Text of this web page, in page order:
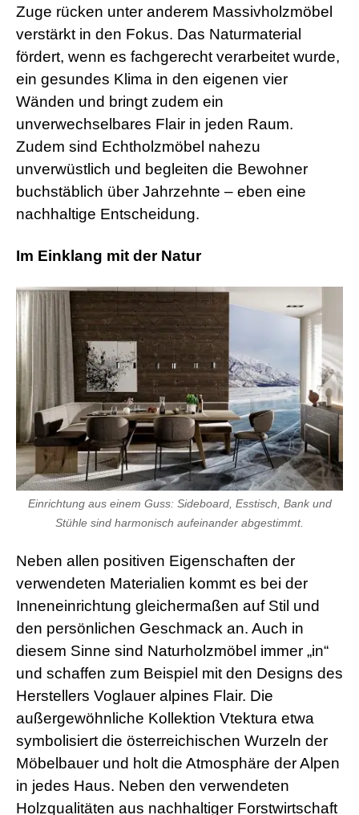
Zuge rücken unter anderem Massivholzmöbel
verstärkt in den Fokus. Das Naturmaterial
fördert, wenn es fachgerecht verarbeitet wurde,
ein gesundes Klima in den eigenen vier
Wänden und bringt zudem ein
unverwechselbares Flair in jeden Raum.
Zudem sind Echtholzmöbel nahezu
unverwüstlich und begleiten die Bewohner
buchstäblich über Jahrzehnte – eben eine
nachhaltige Entscheidung.
Im Einklang mit der Natur
Einrichtung aus einem Guss: Sideboard, Esstisch, Bank und
Stühle sind harmonisch aufeinander abgestimmt.
Neben allen positiven Eigenschaften der
verwendeten Materialien kommt es bei der
Inneneinrichtung gleichermaßen auf Stil und
den persönlichen Geschmack an. Auch in
diesem Sinne sind Naturholzmöbel immer „in“
und schaffen zum Beispiel mit den Designs des
Herstellers Voglauer alpines Flair. Die
außergewöhnliche Kollektion Vtektura etwa
symbolisiert die österreichischen Wurzeln der
Möbelbauer und holt die Atmosphäre der Alpen
in jedes Haus. Neben den verwendeten
Holzqualitäten aus nachhaltiger Forstwirtschaft